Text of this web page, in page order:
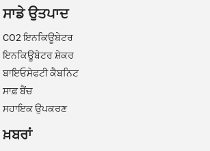
ਸਾਡੇ ਉਤਪਾਦ
CO2 ਇਨਕਿਊਬੇਟਰ
ਇਨਕਿਊਬੇਟਰ ਸ਼ੇਕਰ
ਬਾਇਓਸੇਫਟੀ ਕੈਬਨਿਟ
ਸਾਫ਼ ਬੈਂਚ
ਸਹਾਇਕ ਉਪਕਰਣ
ਖ਼ਬਰਾਂ